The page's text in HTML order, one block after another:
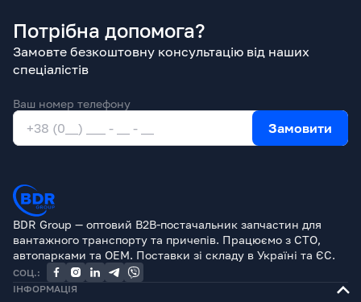
Потрібна допомога?
Замовте безкоштовну консультацію від наших
спеціалістів
Ваш номер телефону
Замовити
BDR Group — оптовий B2B-постачальник запчастин для
вантажного транспорту та причепів. Працюємо з СТО,
автопарками та OEM. Поставки зі складу в Україні та ЄС.
СОЦ.:
ІНФОРМАЦІЯ